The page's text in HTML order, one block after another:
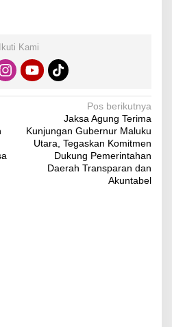
Ikuti Kami
Pos berikutnya
Jaksa Agung Terima
Kunjungan Gubernur Maluku
Utara, Tegaskan Komitmen
Dukung Pemerintahan
Daerah Transparan dan
Akuntabel